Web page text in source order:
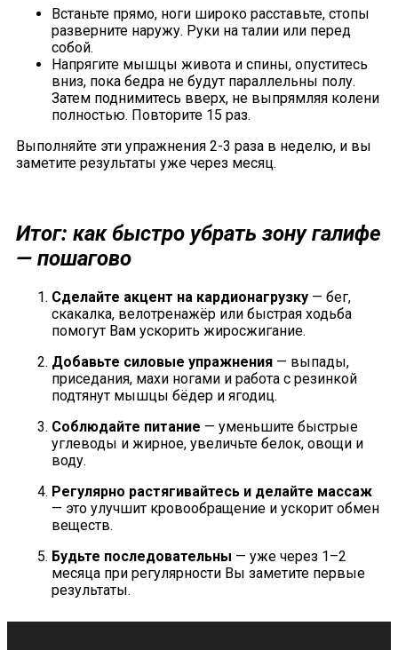
Встаньте прямо, ноги широко расставьте, стопы
разверните наружу. Руки на талии или перед
собой.
Напрягите мышцы живота и спины, опуститесь
вниз, пока бедра не будут параллельны полу.
Затем поднимитесь вверх, не выпрямляя колени
полностью. Повторите 15 раз.
Выполняйте эти упражнения 2-3 раза в неделю, и вы
заметите результаты уже через месяц.
Итог: как быстро убрать зону галифе
— пошагово
Сделайте акцент на кардионагрузку — бег,
скакалка, велотренажёр или быстрая ходьба
помогут Вам ускорить жиросжигание.
Добавьте силовые упражнения — выпады,
приседания, махи ногами и работа с резинкой
подтянут мышцы бёдер и ягодиц.
Соблюдайте питание — уменьшите быстрые
углеводы и жирное, увеличьте белок, овощи и
воду.
Регулярно растягивайтесь и делайте массаж
— это улучшит кровообращение и ускорит обмен
веществ.
Будьте последовательны — уже через 1–2
месяца при регулярности Вы заметите первые
результаты.